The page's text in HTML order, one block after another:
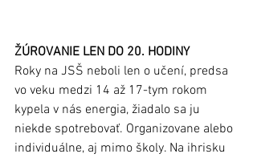
ŽÚROVANIE LEN DO 20. HODINY
Roky na JSŠ neboli len o učení, predsa
vo veku medzi 14 až 17-tym rokom
kypela v nás energia, žiadalo sa ju
niekde spotrebovať. Organizovane alebo
individuálne, aj mimo školy. Na ihrisku